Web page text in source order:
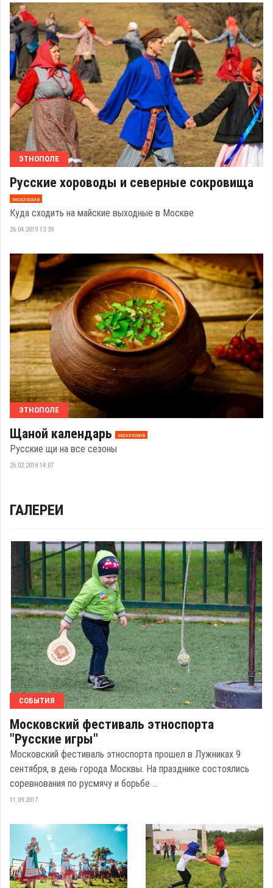
ЭТНОПОЛЕ
Русские хороводы и северные сокровища
эксклюзив
Куда сходить на майские выходные в Москве
26.04.2019 13:39
ЭТНОПОЛЕ
Щаной календарь эксклюзив
Русские щи на все сезоны
26.02.2018 14:07
ГАЛЕРЕИ
СОБЫТИЯ
Московский фестиваль этноспорта
"Русские игры"
Московский фестиваль этноспорта прошел в Лужниках 9
сентября, в день города Москвы. На празднике состоялись
соревнования по русмячу и борьбе ...
11.09.2017